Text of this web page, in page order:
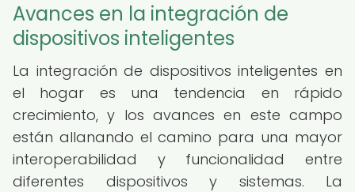
Avances en la integración de
dispositivos inteligentes
La integración de dispositivos inteligentes en
el hogar es una tendencia en rápido
crecimiento, y los avances en este campo
están allanando el camino para una mayor
interoperabilidad y funcionalidad entre
diferentes dispositivos y sistemas. La